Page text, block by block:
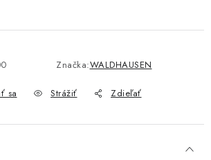
Značka:WALDHAUSEN
sa Strážiť Zdieľať